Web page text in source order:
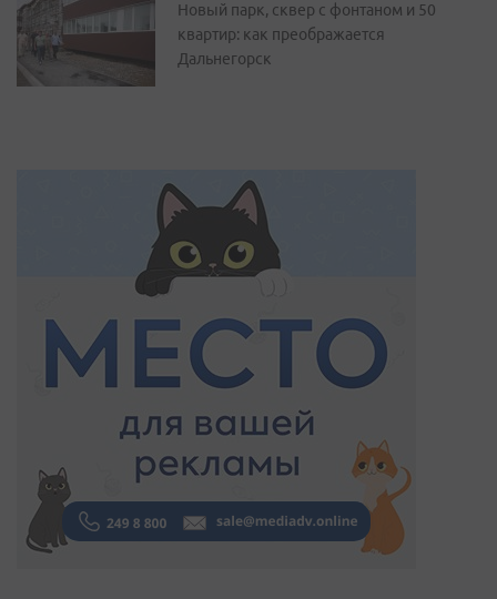
Новый парк, сквер с фонтаном и 50
квартир: как преображается
Дальнегорск